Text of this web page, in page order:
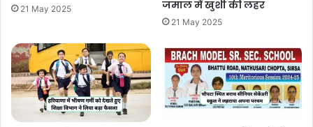
21 May 2025
जमाल में खुशी की लहर
21 May 2025